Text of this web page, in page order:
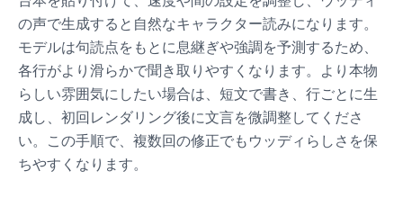
Deku
Male @kingofworld_666
Denji
Male @MoonDiary
の声で生成すると自然なキャラクター読みになります。
モデルは句読点をもとに息継ぎや強調を予測するため、
各行がより滑らかで聞き取りやすくなります。より本物
らしい雰囲気にしたい場合は、短文で書き、行ごとに生
成し、初回レンダリング後に文言を微調整してくださ
い。この手順で、複数回の修正でもウッディらしさを保
ちやすくなります。